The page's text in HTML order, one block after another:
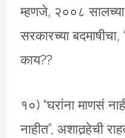
म्हणजे, २००८ सालच्या
सरकारच्या बदमाषीचा,
काय??
१०) “घरांना माणसं
नाहीत”, अशातर्‍हेची